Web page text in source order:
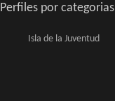
Perfiles por categorias
Isla de la Juventud